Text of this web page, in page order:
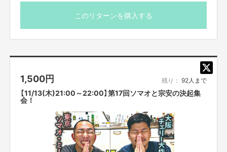
※こちらのリターンは11/18(火)23:59までお買い求め頂け
※プロジェクト本文の末尾に記載されている【ご支援にあた
このリターンを購入する
1,500円 残り： 92人まで
【11/13(木)21:00～22:00】第17回ソマオと宗安の決起集
会！